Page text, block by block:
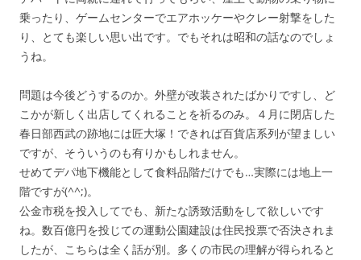
乗ったり、ゲームセンターでエアホッケーやクレー射撃をした
り、とても楽しい思い出です。でもそれは昭和の話なのでしょ
うね。
問題は今後どうするのか。外壁が改装されたばかりですし、ど
こかが新しく出店してくれることを祈るのみ。４月に閉店した
春日部西武の跡地には匠大塚！できれば百貨店系列が望ましい
ですが、そういうのも有りかもしれません。
せめてデパ地下機能として食料品階だけでも…実際には地上一
階ですが(^^;)。
公金市税を投入してでも、新たな誘致活動をして欲しいです
ね。数百億円を投じての運動公園建設は住民投票で否決されま
したが、こちらは全く話が別。多くの市民の理解が得られると